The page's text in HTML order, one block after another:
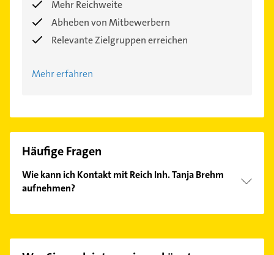
Mehr Reichweite
Abheben von Mitbewerbern
Relevante Zielgruppen erreichen
Mehr erfahren
Häufige Fragen
Wie kann ich Kontakt mit Reich Inh. Tanja Brehm
aufnehmen?